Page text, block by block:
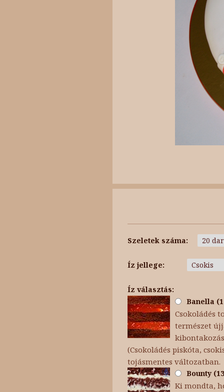
Szeletek száma:
Íz jellege:
Íz választás:
Banella
Csokoládés
természet
(Csokoládés piskóta,
tojásmentes változatban.
Bounty
Ki mondta,